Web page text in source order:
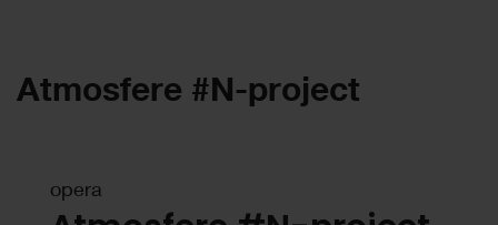
Atmosfere #N-project
opera